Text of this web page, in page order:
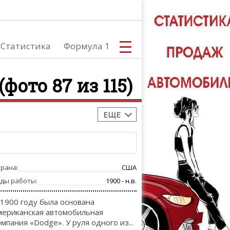
Статистика Формула 1
87 из 115)
ЕЩЕ
США
работы:
1900 - н.в.
году была основана
автомобильная
«Dodge». У руля одного из...